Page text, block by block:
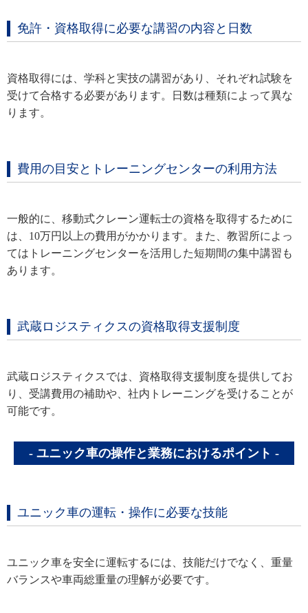
免許・資格取得に必要な講習の内容と日数
資格取得には、学科と実技の講習があり、それぞれ試験を
受けて合格する必要があります。日数は種類によって異な
ります。
費用の目安とトレーニングセンターの利用方法
一般的に、移動式クレーン運転士の資格を取得するために
は、10万円以上の費用がかかります。また、教習所によっ
てはトレーニングセンターを活用した短期間の集中講習も
あります。
武蔵ロジスティクスの資格取得支援制度
武蔵ロジスティクスでは、資格取得支援制度を提供してお
り、受講費用の補助や、社内トレーニングを受けることが
可能です。
ユニック車の操作と業務におけるポイント
ユニック車の運転・操作に必要な技能
ユニック車を安全に運転するには、技能だけでなく、重量
バランスや車両総重量の理解が必要です。